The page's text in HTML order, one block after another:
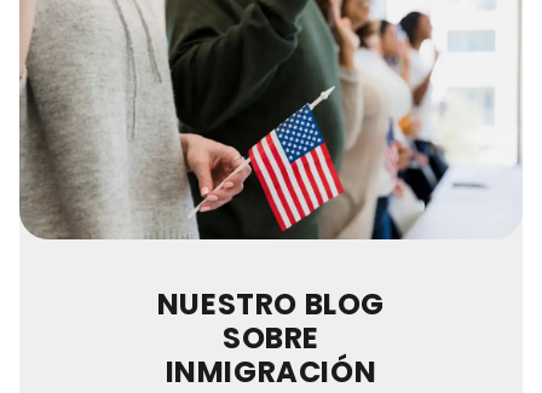
NUESTRO BLOG
SOBRE
INMIGRACIÓN